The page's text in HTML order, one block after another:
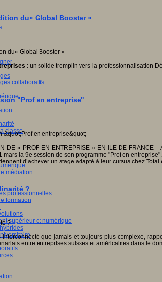
collaboratifs
classe
médiation
professionnelles
formation
supérieur et numérique
du« Global Booster »
: un solide tremplin vers la professionnalisation
"Prof en entreprise"
DE « PROF EN ENTREPRISE » EN ILE-DE-
mars la 9e session de son programme "Prof en
d’achever un stage adapté à leur cursus chez
?
que jamais et toujours plus complexe,
entre entreprises suisses et américaines dans le